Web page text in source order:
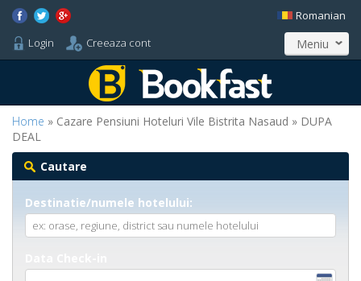
Login Creeaza cont
Romanian
Meniu
Home » Cazare Pensiuni Hoteluri Vile Bistrita Nasaud » DUPA
DEAL
Cautare
Destinatie/numele hotelului: